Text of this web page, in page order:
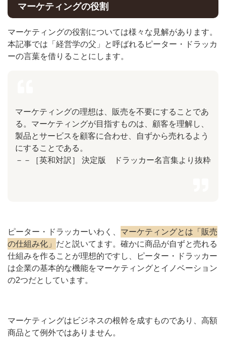
マーケティングの役割
マーケティングの役割については様々な見解があります。
本記事では「経営学の父」と呼ばれるピーター・ドラッカ
ーの言葉を借りることにします。
マーケティングの理想は、販売を不要にすることであ
る。マーケティングが目指すものは、顧客を理解し、
製品とサービスを顧客に合わせ、自ずから売れるよう
にすることである。
－－［英和対訳］ 決定版 ドラッカー名言集より抜粋
ピーター・ドラッカーいわく、 マーケティングとは「販売
の仕組み化」 だと説いてます。確かに商品が自ずと売れる
仕組みを作ることが理想的ですし、ピーター・ドラッカー
は企業の基本的な機能をマーケティングとイノベーション
の2つだとしています。
マーケティングはビジネスの根幹を成すものであり、高額
商品とて例外ではありません。